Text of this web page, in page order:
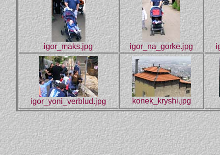
igor_maks.jpg igor_na_gorke.jpg
igor_yoni_verblud.jpg konek_kryshi.jpg